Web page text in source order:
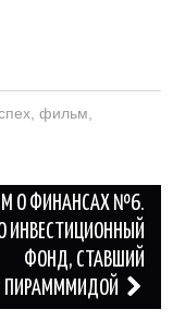
, фильм
О ФИНАНСАХ №6.
ИНВЕСТИЦИОННЫЙ
ФОНД, СТАВШИЙ
ПИРАМММИДОЙ